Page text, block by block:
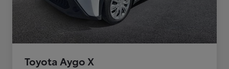
Toyota Aygo X